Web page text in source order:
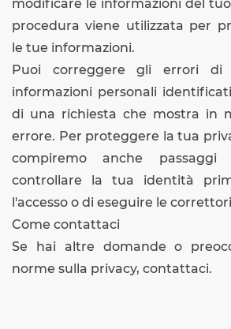
modificare le informazioni del
procedura viene utilizzata per
le tue informazioni.
Puoi correggere gli errori
informazioni personali
di una richiesta che mostra in
errore. Per proteggere la tua
compiremo anche passaggi
controllare la tua identità
l'accesso o di eseguire le
Come contattaci
Se hai altre domande o
norme sulla privacy, contattaci.